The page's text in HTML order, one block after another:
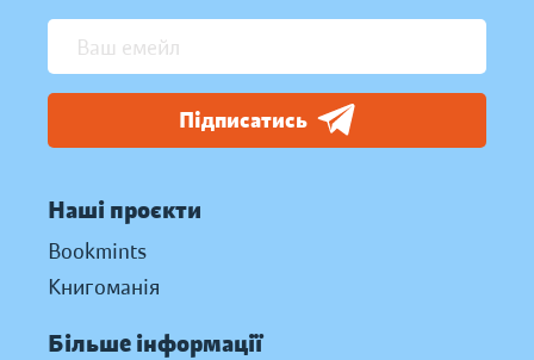
Підписатись
Наші проєкти
Bookmints
Книгоманія
Більше інформації